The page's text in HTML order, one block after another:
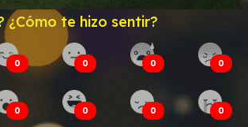
¿Cómo te hizo sentir?
0 0 0 0
0 0 0 0